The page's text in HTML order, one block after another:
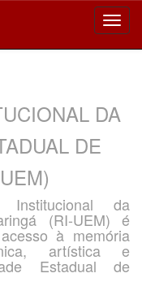
DA
DE
da
(RI-UEM) é
à memória
artística e
Estadual de